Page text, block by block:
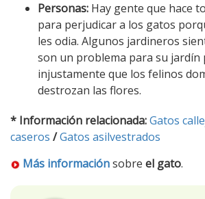
Personas: Hay gente que hace
para perjudicar a los gatos
les odia. Algunos jardineros
son un problema para su jardín
injustamente que los felinos
destrozan las flores.
* Información relacionada:Gatos
caseros /Gatos asilvestrados
Más informaciónsobre el gato.